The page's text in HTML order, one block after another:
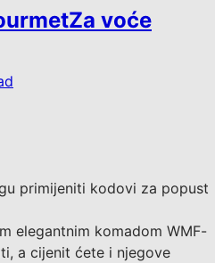
Za voće
primijeniti kodovi za popust
elegantnim komadom WMF-
a cijenit ćete i njegove